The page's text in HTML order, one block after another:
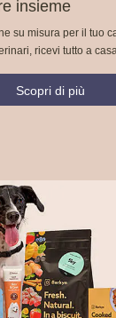
insieme
su misura per il tuo
ricevi tutto a casa
Scopri di più